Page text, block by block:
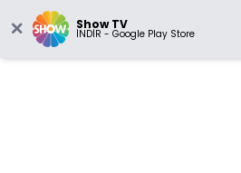
Show TV
İNDİR - Google Play Store